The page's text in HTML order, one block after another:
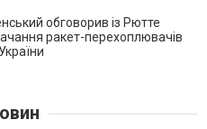
обговорив із Рютте
ракет-перехоплювачів